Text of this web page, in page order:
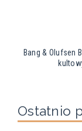
Bang & Olufsen
Ostatnio